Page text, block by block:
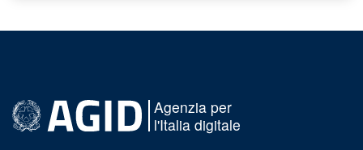
Agenzia per
l'Italia digitale